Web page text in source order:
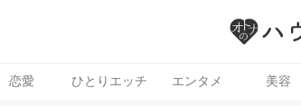
恋愛 ひとりエッチ エンタメ 美容